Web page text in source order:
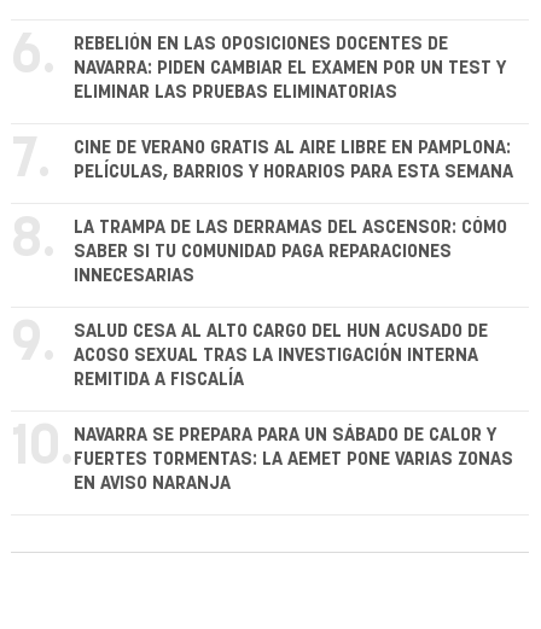
6.
REBELIÓN EN LAS OPOSICIONES DOCENTES DE
NAVARRA: PIDEN CAMBIAR EL EXAMEN POR UN TEST Y
ELIMINAR LAS PRUEBAS ELIMINATORIAS
7.
CINE DE VERANO GRATIS AL AIRE LIBRE EN PAMPLONA:
PELÍCULAS, BARRIOS Y HORARIOS PARA ESTA SEMANA
8.
LA TRAMPA DE LAS DERRAMAS DEL ASCENSOR: CÓMO
SABER SI TU COMUNIDAD PAGA REPARACIONES
INNECESARIAS
9.
SALUD CESA AL ALTO CARGO DEL HUN ACUSADO DE
ACOSO SEXUAL TRAS LA INVESTIGACIÓN INTERNA
REMITIDA A FISCALÍA
10. NAVARRA SE PREPARA PARA UN SÁBADO DE CALOR Y
FUERTES TORMENTAS: LA AEMET PONE VARIAS ZONAS
EN AVISO NARANJA